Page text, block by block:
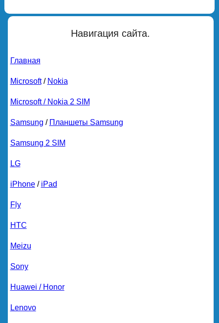
Навигация сайта.
Главная
Microsoft/ Nokia
Microsoft / Nokia 2 SIM
Samsung / Планшеты Samsung
Samsung 2 SIM
LG
iPhone/ iPad
Fly
HTC
Meizu
Sony
Huawei / Honor
Lenovo